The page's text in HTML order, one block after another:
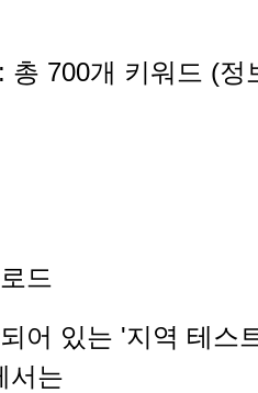
: 총 700개 키워드 (정
드
어 있는 '지역 테스
서는